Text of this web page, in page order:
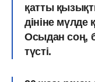
қатты
дініне мүлде
Осыдан соң,
түсті.